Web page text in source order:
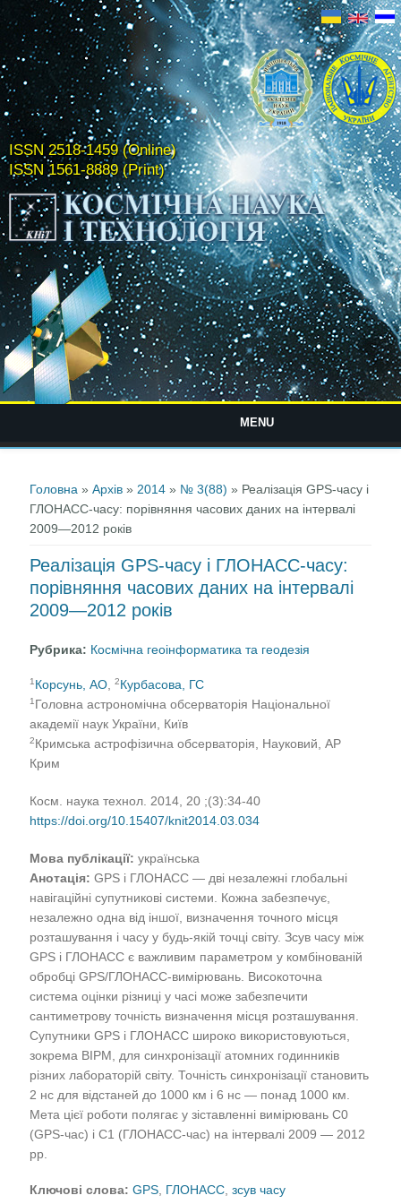
ISSN 2518-1459 (Online)
ISSN 1561-8889 (Print)
MENU
Головна »Архів » 2014 » № 3(88) » Реалізація GPS-часу і
ГЛОНАСС-часу: порівняння часових даних на інтервалі
2009—2012 років
Реалізація GPS-часу і ГЛОНАСС-часу:
порівняння часових даних на інтервалі
2009—2012 років
Рубрика: Космічна геоінформатика та геодезія
1 Корсунь, АО ,2Курбасова, ГС
1 Головна астрономiчна обсерваторiя Нацiональної
академії наук України, Київ
2Кримська астрофізична обсерваторія, Науковий, АР
Крим
Косм. наука технол. 2014, 20 ;(3):34-40
https://doi.org/10.15407/knit2014.03.034
Мова публікації: українська
Анотація:GPS і ГЛОНАСС — дві незалежні глобальні
навігаційні супутникові системи. Кожна забезпечує,
незалежно одна від іншої, визначення точного місця
розташування і часу у будь-якій точці світу. Зсув часу між
GPS і ГЛОНАСС є важливим параметром у комбінованій
обробці GPS/ГЛОНАСС-вимірювань. Високоточна
система оцінки різниці у часі може забезпечити
сантиметрову точність визначення місця розташування.
Супутники GPS і ГЛОНАСС широко використовуються,
зокрема BIPM, для синхронізації атомних годинників
різних лабораторій світу. Точність синхронізації становить
2 нс для відстаней до 1000 км і 6 нс — понад 1000 км.
Мета цієї роботи полягає у зіставленні вимірювань С0
(GPS-час) і С1 (ГЛОНАСС-час) на інтервалі 2009 — 2012
рр.
Ключові слова: GPS ГЛОНАСС ,зсув часу